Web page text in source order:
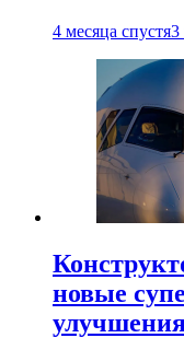
4 месяца спустя3
новые